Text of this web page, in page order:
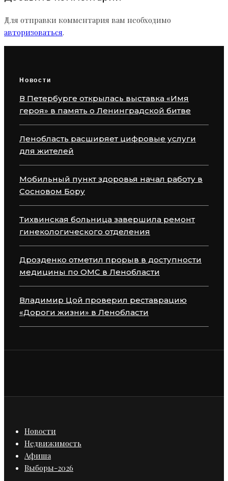
Для отправки комментария вам необходимо
авторизоваться.
Новости
В Петербурге открылась выставка «Имя
героя» в память о Ленинградской битве
Ленобласть расширяет цифровые услуги
для жителей
Мобильный пункт здоровья начал работу в
Сосновом Бору
Тихвинская больница завершила ремонт
гинекологического отделения
Дрозденко отметил прорыв в доступности
медицины по ОМС в Ленобласти
Владимир Цой проверил реставрацию
«Дороги жизни» в Ленобласти
Новости
Недвижимость
Афиша
Выборы-2026